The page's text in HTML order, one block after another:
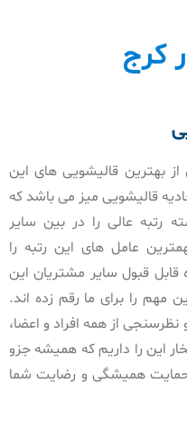
کرج
بهترین قالیشویی های این
قالیشویی میز می باشد که
رتبه عالی را در بین سایر
عامل های این رتبه را
قابل قبول سایر مشتریان این
مهم را برای ما رقم زده اند.
نظرسنجی از همه افراد و اعضا،
این را داریم که همیشه جزو
حمایت همیشگی و رضایت شما